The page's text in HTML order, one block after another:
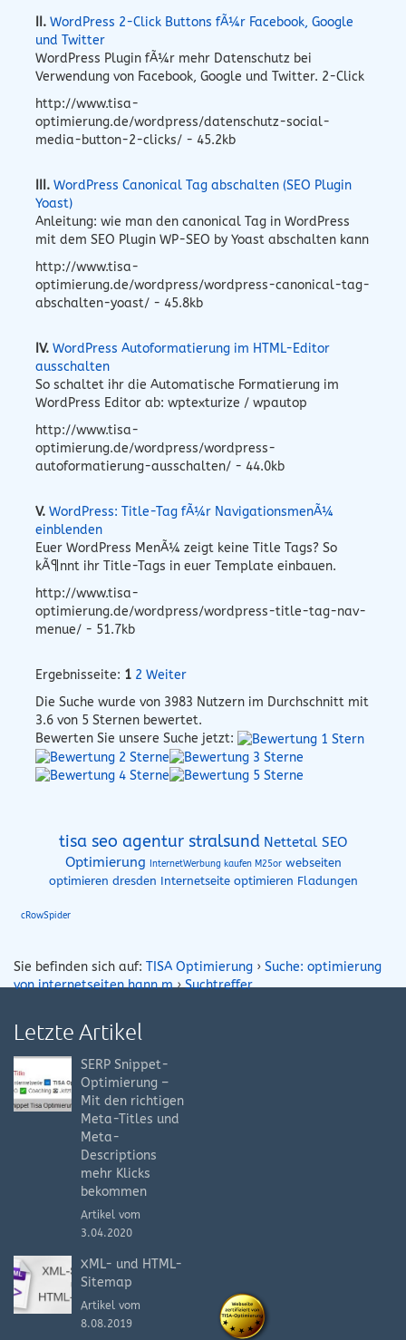
II. WordPress 2-Click Buttons fÃ¼r Facebook, Google
und Twitter
WordPress Plugin fÃ¼r mehr Datenschutz bei
Verwendung von Facebook, Google und Twitter. 2-Click
http://www.tisa-
optimierung.de/wordpress/datenschutz-social-
media-button-2-clicks/ - 45.2kb
III. WordPress Canonical Tag abschalten (SEO Plugin
Yoast)
Anleitung: wie man den canonical Tag in WordPress
mit dem SEO Plugin WP-SEO by Yoast abschalten kann
http://www.tisa-
optimierung.de/wordpress/wordpress-canonical-tag-
abschalten-yoast/ - 45.8kb
IV. WordPress Autoformatierung im HTML-Editor
ausschalten
So schaltet ihr die Automatische Formatierung im
WordPress Editor ab: wptexturize / wpautop
http://www.tisa-
optimierung.de/wordpress/wordpress-
autoformatierung-ausschalten/ - 44.0kb
V. WordPress: Title-Tag fÃ¼r NavigationsmenÃ¼
einblenden
Euer WordPress MenÃ¼ zeigt keine Title Tags? So
kÃ¶nnt ihr Title-Tags in euer Template einbauen.
http://www.tisa-
optimierung.de/wordpress/wordpress-title-tag-nav-
menue/ - 51.7kb
Ergebnisseite: 1 2 Weiter
Die Suche wurde von 3983 Nutzern im Durchschnitt mit
3.6 von 5 Sternen bewertet.
Bewerten Sie unsere Suche jetzt:
tisa seo agentur stralsund Nettetal SEO
Optimierung
InternetWerbung kaufen M25or webseiten
optimieren dresden Internetseite optimieren Fladungen
cRowSpider
Sie befinden sich auf: TISA Optimierung › Suche: optimierung
von internetseiten hann m›Suchtreffer
Letzte Artikel
SERP Snippet-
Optimierung –
Mit den richtigen
Meta-Titles und
Meta-
Descriptions
mehr Klicks
bekommen
Artikel vom
3.04.2020
XML- und HTML-
Sitemap
Artikel vom
8.08.2019